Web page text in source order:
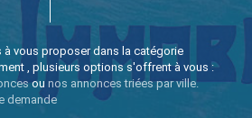
à vous proposer dans la catégorie
, plusieurs options s'offrent à vous :
ou nos annonces triées par ville.
demande